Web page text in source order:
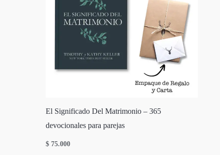
El Significado Del Matrimonio – 365
devocionales para parejas
$ 75.000